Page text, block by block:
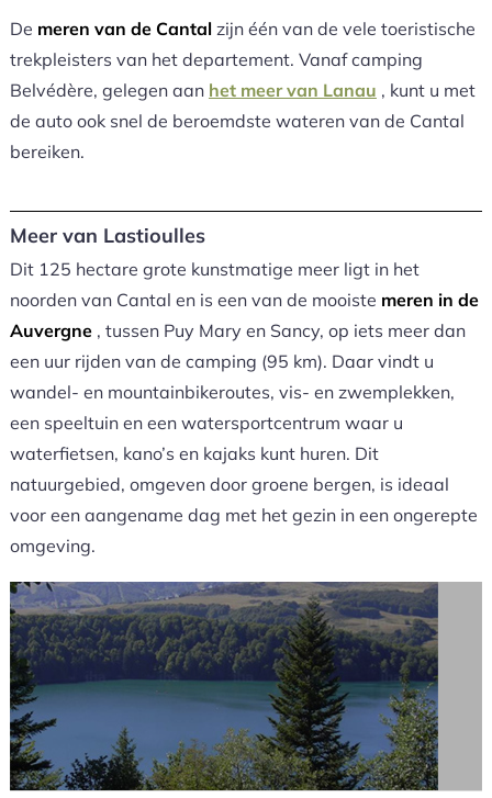
De meren van de Cantalzijn één van de vele toeristische
trekpleisters van het departement. Vanaf camping
Belvédère, gelegen aan het meer van Lanau , kunt u met
de auto ook snel de beroemdste wateren van de Cantal
bereiken.
Meer van Lastioulles
Dit 125 hectare grote kunstmatige meer ligt in het
noorden van Cantal en is een van de mooiste meren in de
Auvergne, tussen Puy Mary en Sancy, op iets meer dan
een uur rijden van de camping (95 km). Daar vindt u
wandel- en mountainbikeroutes, vis- en zwemplekken,
een speeltuin en een watersportcentrum waar u
waterfietsen, kano’s en kajaks kunt huren. Dit
natuurgebied, omgeven door groene bergen, is ideaal
voor een aangename dag met het gezin in een ongerepte
omgeving.